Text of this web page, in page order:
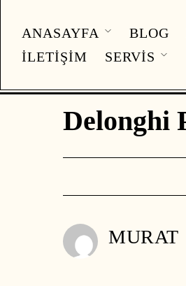
ANASAYFA BLOG
İLETIŞIM
SERVIS
Delonghi
MURAT